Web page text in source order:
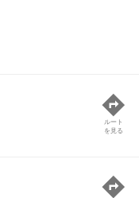
ルート
を見る